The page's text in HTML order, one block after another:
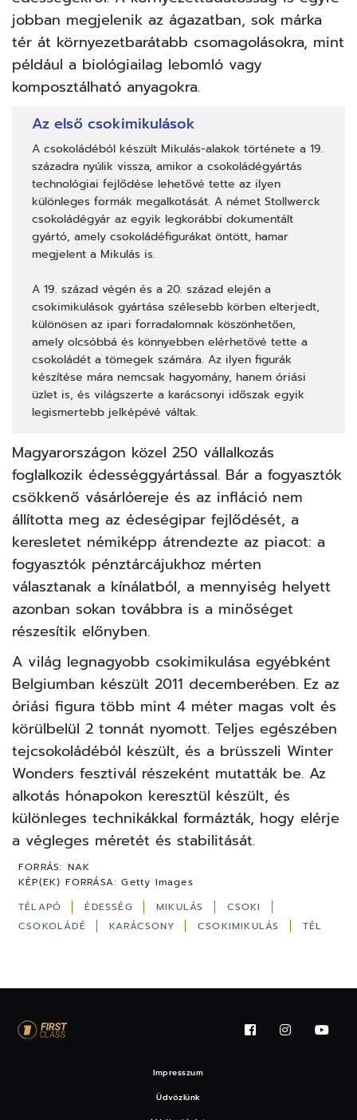
jobban megjelenik az ágazatban, sok márka
tér át környezetbarátabb csomagolásokra, mint
például a biológiailag lebomló vagy
komposztálható anyagokra.
Az első csokimikulások
A csokoládéból készült Mikulás-alakok története a 19.
századra nyúlik vissza, amikor a csokoládégyártás
technológiai fejlődése lehetővé tette az ilyen
különleges formák megalkotását. A német Stollwerck
csokoládégyár az egyik legkorábbi dokumentált
gyártó, amely csokoládéfigurákat öntött, hamar
megjelent a Mikulás is.
A 19. század végén és a 20. század elején a
csokimikulások gyártása szélesebb körben elterjedt,
különösen az ipari forradalomnak köszönhetően,
amely olcsóbbá és könnyebben elérhetővé tette a
csokoládét a tömegek számára. Az ilyen figurák
készítése mára nemcsak hagyomány, hanem óriási
üzlet is, és világszerte a karácsonyi időszak egyik
legismertebb jelképévé váltak.
Magyarországon közel 250 vállalkozás
foglalkozik édességgyártással. Bár a fogyasztók
csökkenő vásárlóereje és az infláció nem
állította meg az édeségipar fejlődését, a
keresletet némiképp átrendezte az piacot: a
fogyasztók pénztárcájukhoz mérten
választanak a kínálatból, a mennyiség helyett
azonban sokan továbbra is a minőséget
részesítik előnyben.
A világ legnagyobb csokimikulása egyébként
Belgiumban készült 2011 decemberében. Ez az
óriási figura több mint 4 méter magas volt és
körülbelül 2 tonnát nyomott. Teljes egészében
tejcsokoládéból készült, és a brüsszeli Winter
Wonders fesztivál részeként mutatták be. Az
alkotás hónapokon keresztül készült, és
különleges technikákkal formázták, hogy elérje
a végleges méretét és stabilitását.
FORRÁS: NAK
KÉP(EK) FORRÁSA: Getty Images
TÉLAPÓ
ÉDESSÉG MIKULÁS
CSOKI
CSOKOLÁDÉ
KARÁCSONY CSOKIMIKULÁS TÉL
Impresszum
Üdvözlünk